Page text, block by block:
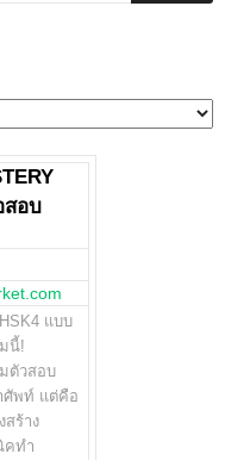
อบ
แบบ
นี้!
มตัวสอบ
ศัพท์ แต่คือ
สร้าง
คทำ